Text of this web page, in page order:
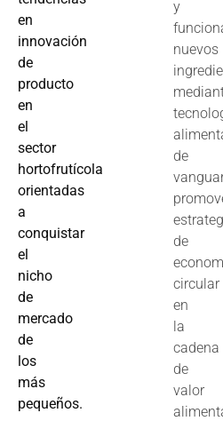
en
innovación
de
producto
en
el
sector
hortofrutícola
orientadas
a
conquistar
el
nicho
de
mercado
de
los
más
pequeños.
y
nuevos
de
de
circular
en
la
cadena
de
valor